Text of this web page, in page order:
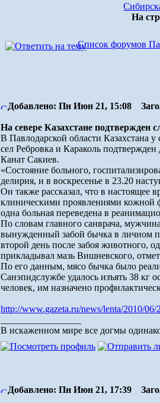
На
Список форумов
Добавлено: Пн Июн 21, 15:08
На севере Казахстане подтвержден
В Павлодарской области Казахстана
сел Ребровка и Караколь
Канат Сакиев.
«Состояние больного,
делирия, и в воскресенье в 23.20
Он также рассказал, что в настоящее
клиническими проявлениями кожной
одна больная переведена в
По словам главного санврача,
вынужденный забой бычка в личном
второй день после забоя животного,
прикладывал мазь Вишневского,
По его данным, мясо бычка было
Санэпидслужбе удалось изъять 38 кг
человек, им назначено
http://www.gazeta.ru/news/lenta/2010/06/
В искаженном миpе все догмы
Добавлено: Пн Июн 21, 17:39